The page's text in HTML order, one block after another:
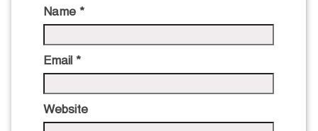
Name *
Email *
Website